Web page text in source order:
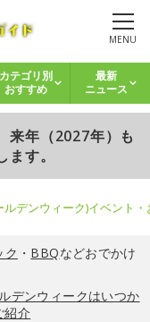
MENU
カテゴリ別
おすすめ
最新
ニュース
来年（2027年）も
す。
ルデンウィーク)イベント
ク ・ BBQなどおでかけ
デンウィークはいつか
紹介